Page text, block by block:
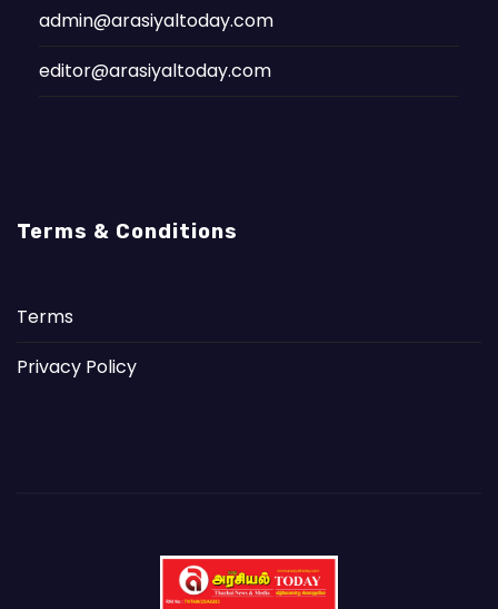
admin@arasiyaltoday.com
editor@arasiyaltoday.com
Terms & Conditions
Terms
Privacy Policy